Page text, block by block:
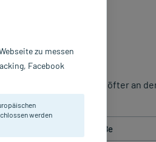
ältere Menschen leiden öfter an
Packungsgröße
zu messen
Facebook
werden